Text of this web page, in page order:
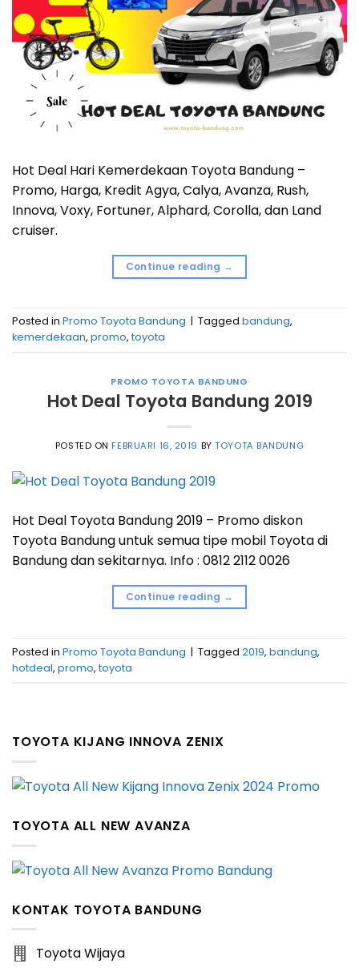
Hot Deal Hari Kemerdekaan Toyota Bandung –
Promo, Harga, Kredit Agya, Calya, Avanza, Rush,
Innova, Voxy, Fortuner, Alphard, Corolla, dan Land
cruiser.
Continue reading →
Posted in Promo Toyota Bandung | Tagged bandung,
kemerdekaan, promo, toyota
PROMO TOYOTA BANDUNG
Hot Deal Toyota Bandung 2019
POSTED ONFEBRUARI 16, 2019 BYTOYOTA BANDUNG
Hot Deal Toyota Bandung 2019 – Promo diskon
Toyota Bandung untuk semua tipe mobil Toyota di
Bandung dan sekitarnya. Info : 0812 2112 0026
Continue reading →
Posted in Promo Toyota Bandung | Tagged 2019, bandung,
hotdeal, promo, toyota
TOYOTA KIJANG INNOVA ZENIX
TOYOTA ALL NEW AVANZA
KONTAK TOYOTA BANDUNG
Toyota Wijaya